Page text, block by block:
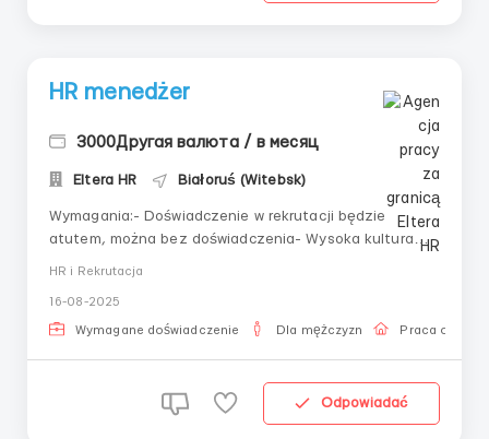
HR menedżer
3000Другая валюта / в месяц
Eltera HR Białoruś (Witebsk)
Wymagania:- Doświadczenie w rekrutacji będzie
atutem, można bez doświadczenia- Wysoka kultura
efektywna praca z systemami CRM i
komunikatoramiObowiązki:- Przeprowadzanie
HR i Rekrutacja
16-08-2025
Wymagane doświadczenie Dla mężczyzn Praca online
Odpowiadać